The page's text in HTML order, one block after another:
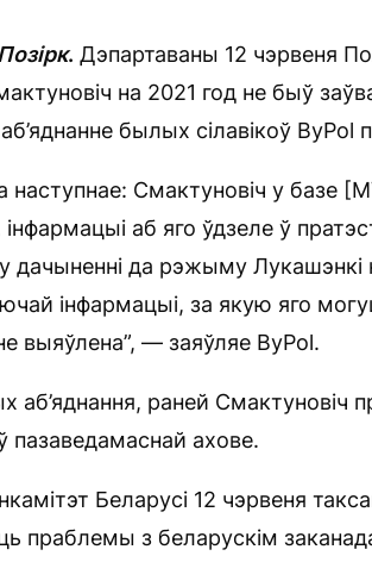
Позірк. Дэпартаваны 12 чэрвеня
на 2021 год не быў
аб’яднанне былых сілавікоў ByPol
наступнае: Смактуновіч у базе
інфармацыі аб яго ўдзеле ў
дачыненні да рэжыму
інфармацыі, за якую яго
выяўлена”, — заяўляе ByPol.
аб’яднання, раней Смактуновіч
пазаведамаснай ахове.
Беларусі 12 чэрвеня
праблемы з беларускім